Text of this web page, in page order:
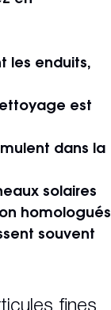
les enduits,
est
dans la
solaires
homologués
souvent